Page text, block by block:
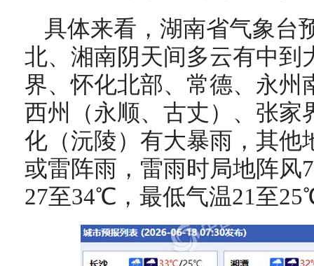
具体来看，湖南省气象台
北、湘南阴天间多云有中到
界、怀化北部、常德、永州
西州（永顺、古丈）、张家
化（沅陵）有大暴雨，其他
或雷阵雨，雷雨时局地阵风
27至34℃，最低气温21至